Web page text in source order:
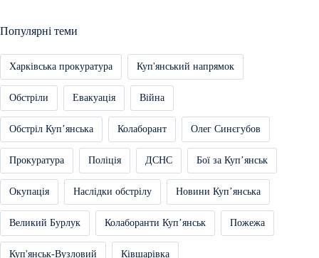
Популярні теми
Харківська прокуратура Куп'янський напрямок
Обстріли Евакуація Війна
Обстріл Купʼянська Колаборант Олег Синєгубов
Прокуратура Поліція ДСНС Бої за Купʼянськ
Окупація Наслідки обстрілу Новини Купʼянська
Великий Бурлук Колаборанти Купʼянськ Пожежа
Куп'янськ-Вузловий Ківшарівка